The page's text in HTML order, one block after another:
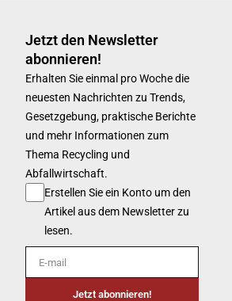
Jetzt den Newsletter
abonnieren!
Erhalten Sie einmal pro Woche die
neuesten Nachrichten zu Trends,
Gesetzgebung, praktische Berichte
und mehr Informationen zum
Thema Recycling und
Abfallwirtschaft.
Erstellen Sie ein Konto um den
Artikel aus dem Newsletter zu
lesen.
E-mail
Jetzt abonnieren!